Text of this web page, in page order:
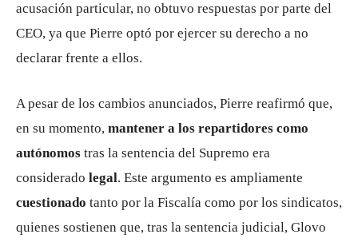
acusación particular, no obtuvo respuestas por parte del
CEO, ya que Pierre optó por ejercer su derecho a no
declarar frente a ellos.
A pesar de los cambios anunciados, Pierre reafirmó que,
en su momento, mantener a los repartidores como
autónomos tras la sentencia del Supremo era
considerado legal. Este argumento es ampliamente
cuestionado tanto por la Fiscalía como por los sindicatos,
quienes sostienen que, tras la sentencia judicial, Glovo